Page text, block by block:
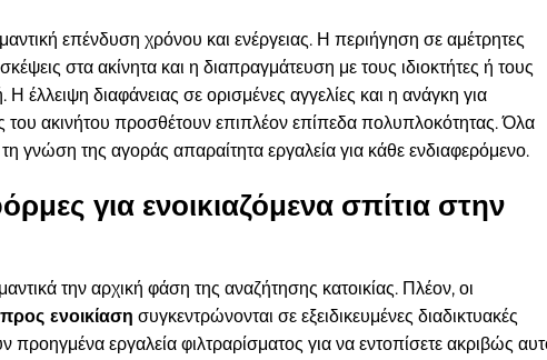
επένδυση χρόνου και ενέργειας. Η περιήγηση σε αμέτρητες
στα ακίνητα και η διαπραγμάτευση με τους ιδιοκτήτες ή τους
Η έλλειψη διαφάνειας σε ορισμένες αγγελίες και η ανάγκη για
του ακινήτου προσθέτουν επιπλέον επίπεδα πολυπλοκότητας. Όλα
γνώση της αγοράς απαραίτητα εργαλεία για κάθε ενδιαφερόμενο.
για ενοικιαζόμενα σπίτια στην
την αρχική φάση της αναζήτησης κατοικίας. Πλέον, οι
ενοικίαση συγκεντρώνονται σε εξειδικευμένες διαδικτυακές
εργαλεία φιλτραρίσματος για να εντοπίσετε ακριβώς